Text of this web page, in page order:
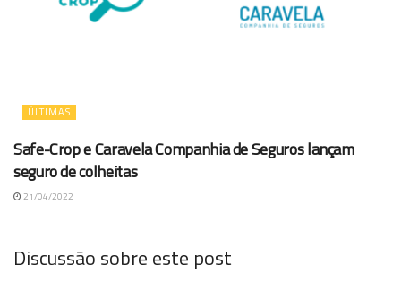
ÚLTIMAS
Safe-Crop e Caravela Companhia de Seguros lançam
seguro de colheitas
21/04/2022
Discussão sobre este post